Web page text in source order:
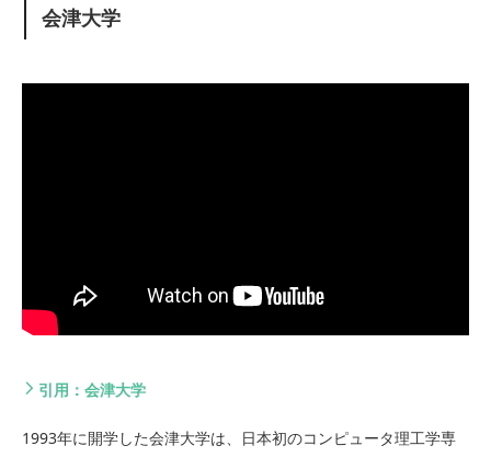
会津大学
引用：会津大学
1993年に開学した会津大学は、日本初のコンピュータ理工学専